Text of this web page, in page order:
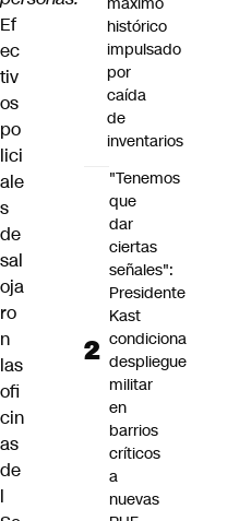
Ef
ec
tiv
os
po
lici
ale
s
de
sal
oja
ro
n
las
ofi
cin
as
de
l
histórico
impulsado
por
caída
de
inventarios
"Tenemos
que
dar
ciertas
señales":
Presidente
Kast
condiciona
despliegue
militar
en
barrios
críticos
a
nuevas